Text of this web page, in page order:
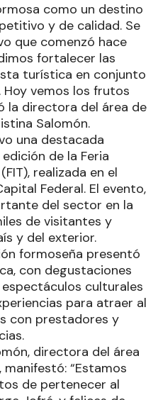
como un destino
y de calidad. Se
que comenzó hace
fortalecer las
turística en conjunto
vemos los frutos
la directora del área de
Salomón.
una destacada
de la Feria
realizada en el
Federal. El evento,
del sector en la
de visitantes y
y del exterior.
formoseña presentó
con degustaciones
culturales
para atraer al
con prestadores y
directora del área
“Estamos
de pertenecer al